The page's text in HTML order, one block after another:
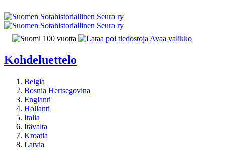
Avaa valikko
Kohdeluettelo
Belgia
Bosnia Hertsegovina
Englanti
Hollanti
Italia
Itävalta
Kroatia
Latvia